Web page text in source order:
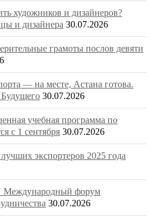
художников и дизайнеров?
и дизайнера 30.07.2026
грамоты послов девяти
— на месте, Астана готова.
30.07.2026
учебная программа по
с 1 сентября 30.07.2026
экспортеров 2025 года
Международный форум
30.07.2026